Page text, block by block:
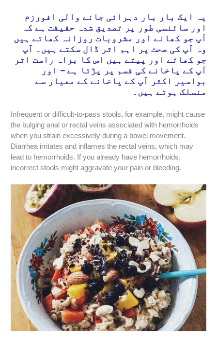
یہ ایک بار بار دہرائی جانے والی افورزم
اور سائنسی طور پر تصدیق شدہ حقیقت ہے کہ
آپ جو کھانے اور مشروبات روزانہ کھاتے ہیں
وہ آپ کی صحت پر اہم اثر ڈال سکتے ہیں۔ آپ
جو کھاتے اور پیتے ہیں اس کا براہ راست اثر
آپ کے پاخانے کی قسم پر پڑتا ہے – اور
بواسیر اکثر آپ کے پاخانے کے معیار سے
منسلک ہوتے ہیں۔
Infrequent or difficult-to-pass stools, for example, might cause
the bulging anal or rectal veins associated with hemorrhoids
when you strain excessively during a bowel movement.
Diarrhea irritates and inflames the rectal veins, which may
lead to hemorrhoids. If you already have hemorrhoids,
incorrect stools might aggravate your pain or bleeding.